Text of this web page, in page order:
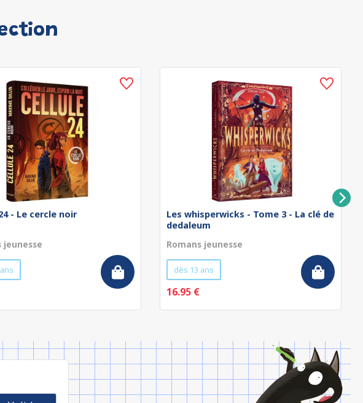
- Le cercle noir
jeunesse
Les whisperwicks - Tome 3 - La clé de
dedaleum
Romans jeunesse
dès 13 ans
16.95 €